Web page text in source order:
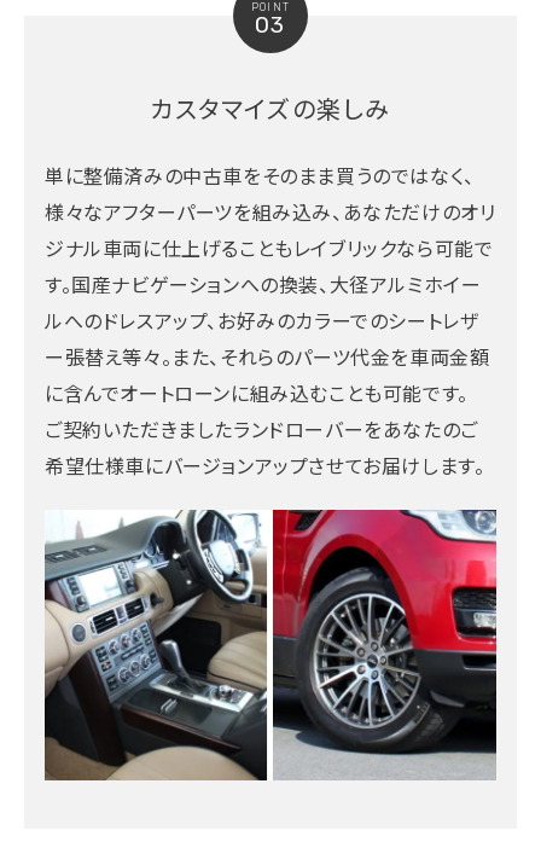
POINT
03
カスタマイズの楽しみ
単に整備済みの中古車をそのまま買うのではなく、
様々なアフターパーツを組み込み、あなただけのオリ
ジナル車両に仕上げることもレイブリックなら可能で
す。国産ナビゲーションへの換装、大径アルミホイー
ルへのドレスアップ、お好みのカラーでのシートレザ
ー張替え等々。また、それらのパーツ代金を車両金額
に含んでオートローンに組み込むことも可能です。
ご契約いただきましたランドローバーをあなたのご
希望仕様車にバージョンアップさせてお届けします。